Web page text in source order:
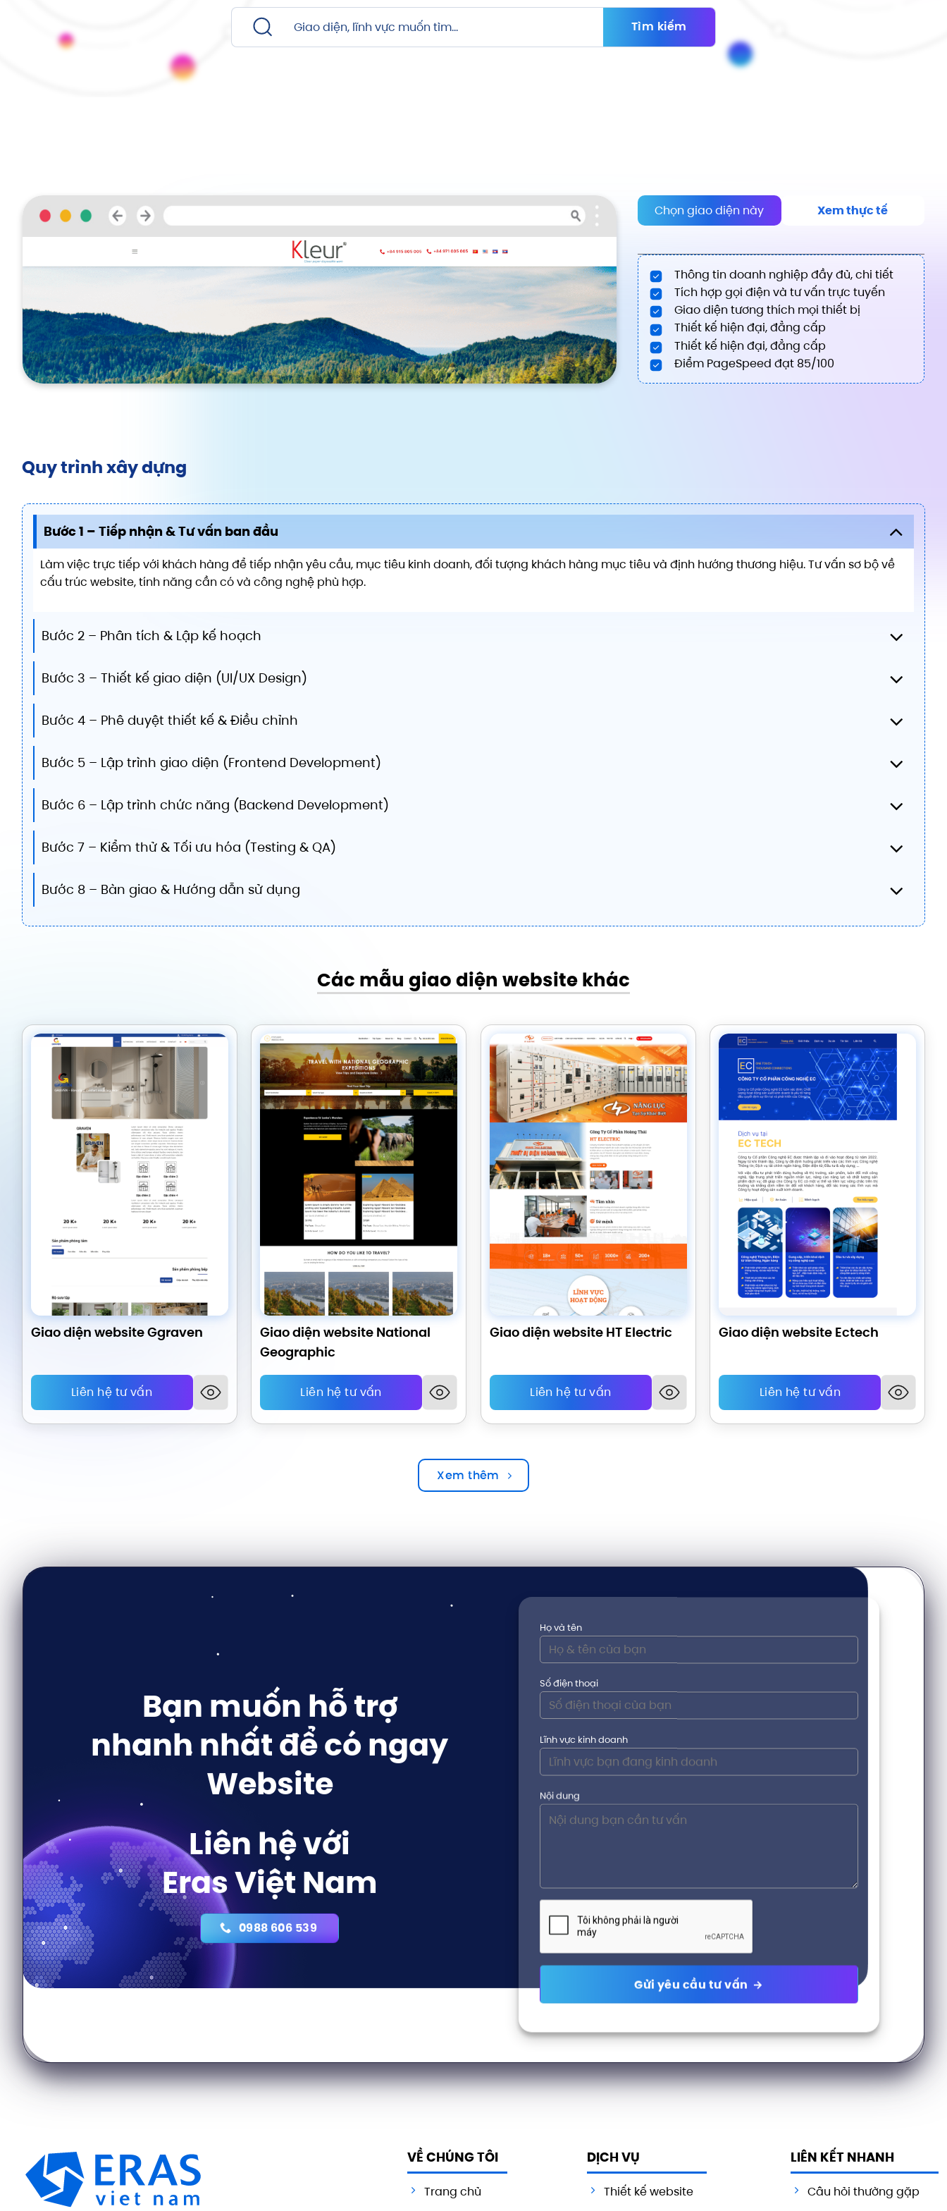
Tìm kiếm
Chọn giao diện này Xem thực tế
Thông tin doanh nghiệp đầy đủ, chi tiết
Tích hợp gọi điện và tư vấn trực tuyến
Giao diện tương thích mọi thiết bị
Thiết kế hiện đại, đẳng cấp
Thiết kế hiện đại, đẳng cấp
Điểm PageSpeed đạt 85/100
Quy trình xây dựng
Bước 1 – Tiếp nhận & Tư vấn ban đầu
Làm việc trực tiếp với khách hàng để tiếp nhận yêu cầu, mục tiêu kinh doanh, đối tượng khách hàng mục tiêu và định hướng thương hiệu. Tư vấn sơ bộ về
cấu trúc website, tính năng cần có và công nghệ phù hợp.
Bước 2 – Phân tích & Lập kế hoạch
Bước 3 – Thiết kế giao diện (UI/UX Design)
Bước 4 – Phê duyệt thiết kế & Điều chỉnh
Bước 5 – Lập trình giao diện (Frontend Development)
Bước 6 – Lập trình chức năng (Backend Development)
Bước 7 – Kiểm thử & Tối ưu hóa (Testing & QA)
Bước 8 – Bàn giao & Hướng dẫn sử dụng
Các mẫu giao diện website khác
Giao diện website Ggraven
Liên hệ tư vấn
Giao diện website National
Geographic
Liên hệ tư vấn
Giao diện website HT Electric
Liên hệ tư vấn
Giao diện website Ectech
Liên hệ tư vấn
Xem thêm
Bạn muốn hỗ trợ
nhanh nhất để có ngay
Website
Liên hệ với
Eras Việt Nam
0988 606 539
Họ và tên
Số điện thoại
Lĩnh vực kinh doanh
Nội dung
VỀ CHÚNG TÔI
Trang chủ
DỊCH VỤ
Thiết kế website
LIÊN KẾT NHANH
Câu hỏi thường gặp